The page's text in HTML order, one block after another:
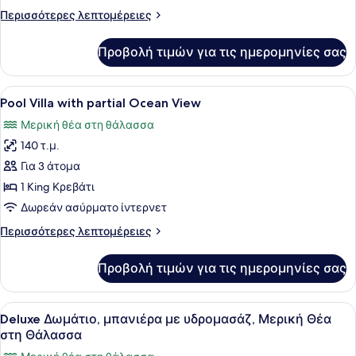
υδρομασάζ
Περισσότερες λεπτομέρειες
Περισσότερες
Δωμάτιο,
μπανιέρα
με
Προβολή τιμών για τις ημερομηνίες σας
Προβολή
όλων
των
φωτογραφιών
για
Pool
Villa
partial
Pool Villa with partial Ocean View |
8
Pool Villa with partial Ocean View
Μερική θέα στη θάλασσα
140 τ.μ.
Για 3 άτομα
1 King Κρεβάτι
Δωρεάν ασύρματο ίντερνετ
Περισσότερες λεπτομέρειες
Περισσότερες
Villa
with
partial
Ocean
View
Προβολή τιμών για τις ημερομηνίες σας
Προβολή
όλων
των
Ένα δωμάτιο ξενοδοχείου με ένα
9
Deluxe Δωμάτιο, μπανιέρα με υδρομασάζ, Μερική Θέα
στη Θάλασσα